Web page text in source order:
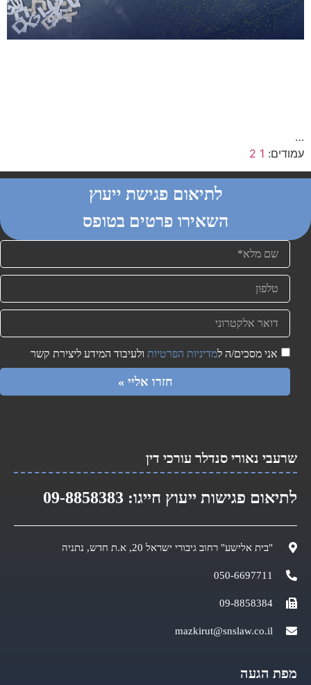
…
עמודים:1
2
לתיאום פגישת ייעוץ
השאירו פרטים בטופס
אני מסכים/ה ל מדיניות הפרטיות ולעיבוד המידע ליצירת קשר
חזרו אליי »
שרעבי נאורי סנדלר עורכי דין​
לתיאום פגישות ייעוץ חייגו:09-8858383
"בית אלישע" רחוב גיבורי ישראל 20, א.ת חדש, נתניה
050-6697711
09-8858384
mazkirut@snslaw.co.il
מפת הגעה